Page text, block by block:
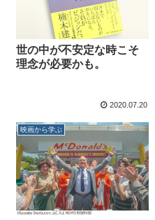
世の中が不安定な時こそ
理念が必要かも。
2020.07.20
映画から学ぶ